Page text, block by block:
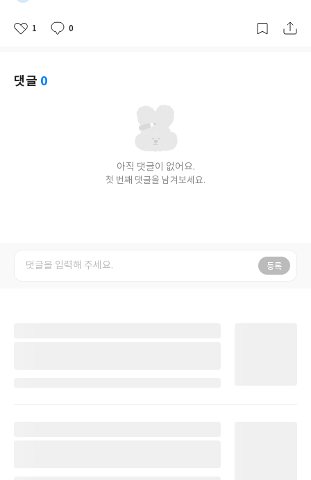
좋
1
댓
0
작
댓글 0
아직 댓글이 없어요.
첫 번째 댓글을 남겨보세요.
등록